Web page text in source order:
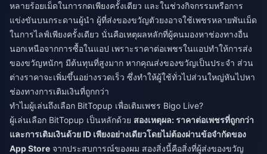
หลายร้อยเม็ดในการกดเพียงครั้งเดียว และในช่วงกิจกรรมหรือการ
แข่งขันบนกระดานผู้นำ ผู้ที่ส่งของขวัญตัวยงอาจใช้เพชรหลายพันเม็ด
ในการไลฟ์เพียงครั้งเดียว นั่นคือเหตุผลหลักที่ผู้คนมองหาช่องทางอื่น
นอกเหนือจากการซื้อในแอป เพราะราคาต่อเพชรในแอปทำให้การส่ง
ของขวัญหนักๆ มีต้นทุนที่สูงมาก หากคุณส่งของขวัญเป็นประจำ ส่วน
ต่างราคาจะเพิ่มขึ้นอย่างรวดเร็ว ซึ่งทำให้ผู้ใช้ทั่วไปส่วนใหญ่หันไปหา
ช่องทางการเติมเงินที่ถูกกว่า
ทำไมผู้เล่นถึงเลือก BitTopup เพื่อเติมเพชร Bigo Live?
ผู้เล่นเลือก BitTopup เป็นหลักด้วย สองเหตุผล: ราคาต่อเพชรที่ถูกกว่า
และการเติมเงินด้วย ID เพียงอย่างเดียวโดยไม่ต้องผ่านข้อจำกัดของ
App Store จากประสบการณ์ของผม สองสิ่งนี้คือสิ่งที่ผู้ส่งของขวัญ